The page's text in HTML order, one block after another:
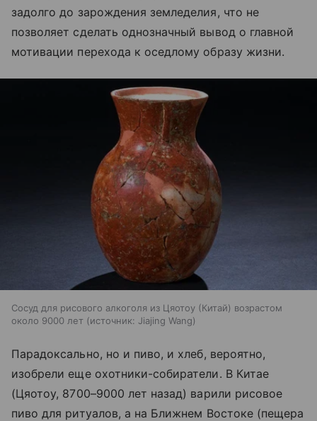
задолго до зарождения земледелия, что не
позволяет сделать однозначный вывод о главной
мотивации перехода к оседлому образу жизни.
Сосуд для рисового алкоголя из Цяотоу (Китай) возрастом
около 9000 лет
источник: Jiajing Wang
Парадоксально, но и пиво, и хлеб, вероятно,
изобрели еще охотники-собиратели. В Китае
(Цяотоу, 8700–9000 лет назад) варили рисовое
пиво для ритуалов, а на Ближнем Востоке (пещера